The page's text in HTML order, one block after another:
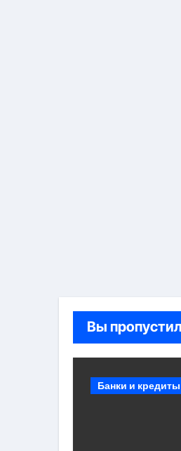
Вы
Банки и кредиты